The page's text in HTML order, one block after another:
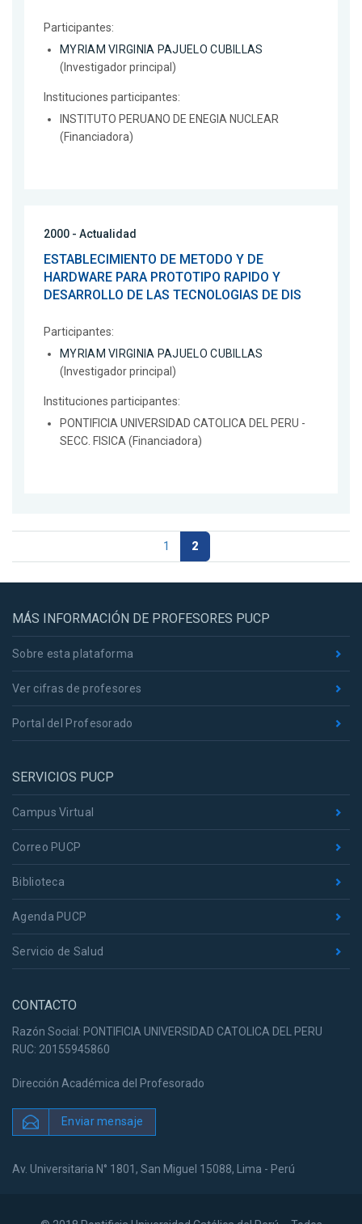
Participantes:
MYRIAM VIRGINIA PAJUELO CUBILLAS
(Investigador principal)
Instituciones participantes:
INSTITUTO PERUANO DE ENEGIA NUCLEAR
(Financiadora)
2000 - Actualidad
ESTABLECIMIENTO DE METODO Y DE
HARDWARE PARA PROTOTIPO RAPIDO Y
DESARROLLO DE LAS TECNOLOGIAS DE DIS
Participantes:
MYRIAM VIRGINIA PAJUELO CUBILLAS
(Investigador principal)
Instituciones participantes:
PONTIFICIA UNIVERSIDAD CATOLICA DEL PERU -
SECC. FISICA (Financiadora)
1 2
MÁS INFORMACIÓN DE PROFESORES PUCP
Sobre esta plataforma
Ver cifras de profesores
Portal del Profesorado
SERVICIOS PUCP
Campus Virtual
Correo PUCP
Biblioteca
Agenda PUCP
Servicio de Salud
CONTACTO
Razón Social: PONTIFICIA UNIVERSIDAD CATOLICA DEL PERU
RUC: 20155945860
Dirección Académica del Profesorado
Enviar mensaje
Av. Universitaria N° 1801, San Miguel 15088, Lima - Perú